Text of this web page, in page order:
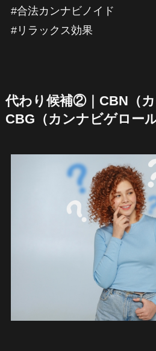
#合法カンナビノイド
#リラックス効果
代わり候補②｜CBN（カ
CBG（カンナビゲロール